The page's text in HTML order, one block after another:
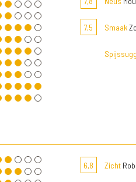
7,5 Smaak
6,8 Zicht